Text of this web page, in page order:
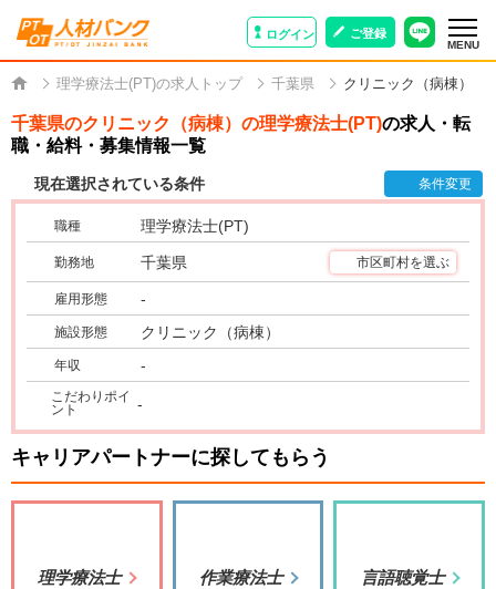
ログイン ご登録
MENU
理学療法士(PT)の求人トップ 千葉県 クリニック（病棟）
千葉県のクリニック（病棟）の理学療法士(PT)の求人・転
職・給料・募集情報一覧
現在選択されている条件 条件変更
職種 理学療法士(PT)
勤務地 千葉県 市区町村を選ぶ
雇用形態 -
施設形態 クリニック（病棟）
年収 -
こだわりポイ
ント
-
キャリアパートナーに探してもらう
理学療法士 作業療法士 言語聴覚士